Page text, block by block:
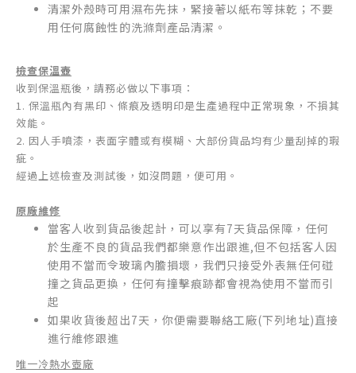
清潔外殼時可用濕布先抹，緊接著以紙布等抹乾；不要
用任何腐蝕性的洗滌劑產品清潔。
檢查保溫壺
收到保溫瓶後，請務必做以下事項：
1. 保溫瓶內有黑印、條痕及透明印是生產過程中正常現象，不損其
效能。
2. 因人手噴漆，表面字體或有模糊、大部份貨品均有少量刮掉的瑕
疵。
經過上述檢查及測試後，如沒問題，便可用。
原廠維修
當客人收到貨品後起計，可以享有7天貨品保障，任何
於生產不良的貨品我們都樂意作出跟進,但不包括客人因
使用不當而令玻璃內膽損壞，我們只接受外表無任何碰
撞之貨品更換，任何有撞擊痕跡都會視為使用不當而引
起
如果收貨後超出7天，你便需要聯絡工廠(下列地址)直接
進行維修跟進
唯一冷熱水壺廠